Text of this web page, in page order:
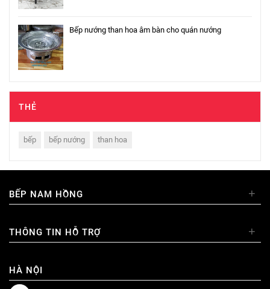
Bếp nướng than hoa âm bàn cho quán nướng
THẺ
bếp bếp nướng than hoa
BẾP NAM HỒNG +
THÔNG TIN HỖ TRỢ +
HÀ NỘI